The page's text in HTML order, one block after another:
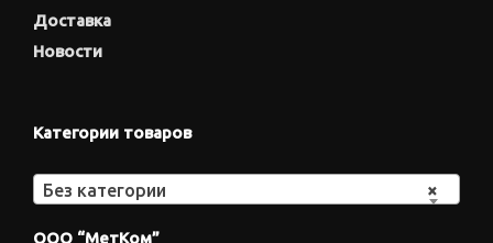
Доставка
Новости
Категории товаров
×
Без категории
ООО “МетКом”